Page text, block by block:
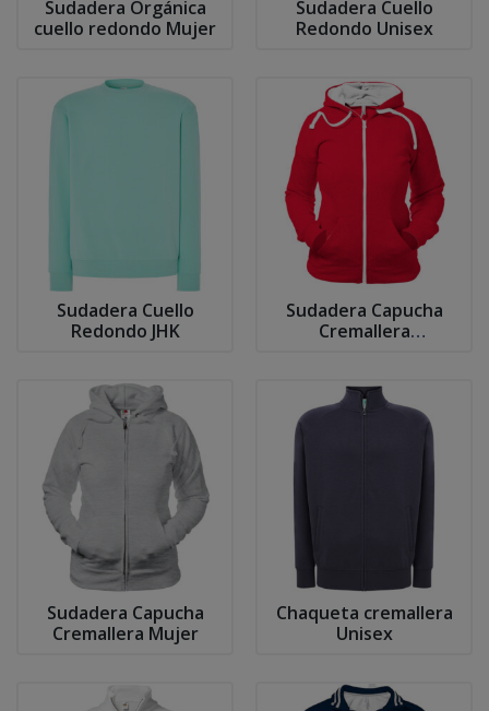
Sudadera Orgánica
cuello redondo Mujer
Sudadera Cuello
Redondo Unisex
Sudadera Cuello
Redondo JHK
Sudadera Capucha
Cremallera
Sudadera Capucha
Cremallera Mujer
Chaqueta cremallera
Unisex